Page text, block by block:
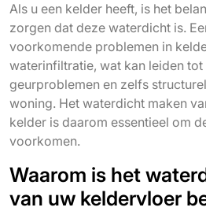
Als u een kelder heeft, is het
zorgen dat deze waterdicht is.
voorkomende problemen in
waterinfiltratie, wat kan leiden
geurproblemen en zelfs
woning. Het waterdicht maken
kelder is daarom essentieel om
voorkomen.
Waarom is het
van uw keldervloer